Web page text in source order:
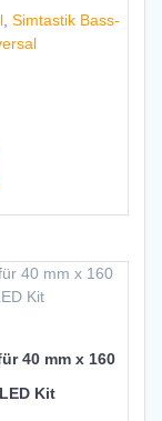
, Simtastik Bass-
40 mm x 160
Kit